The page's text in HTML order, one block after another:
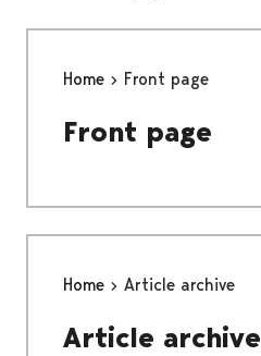
Home Front page
Front page
Home Article archive
Article archive